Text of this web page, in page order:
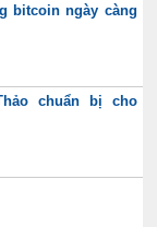
bitcoin ngày càng
chuẩn bị cho